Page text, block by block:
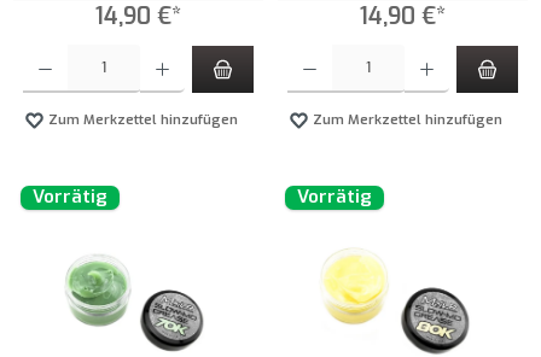
14,90 €*
Zum Merkzettel hinzufügen
14,90 €*
Zum Merkzettel hinzufügen
Vorrätig Vorrätig